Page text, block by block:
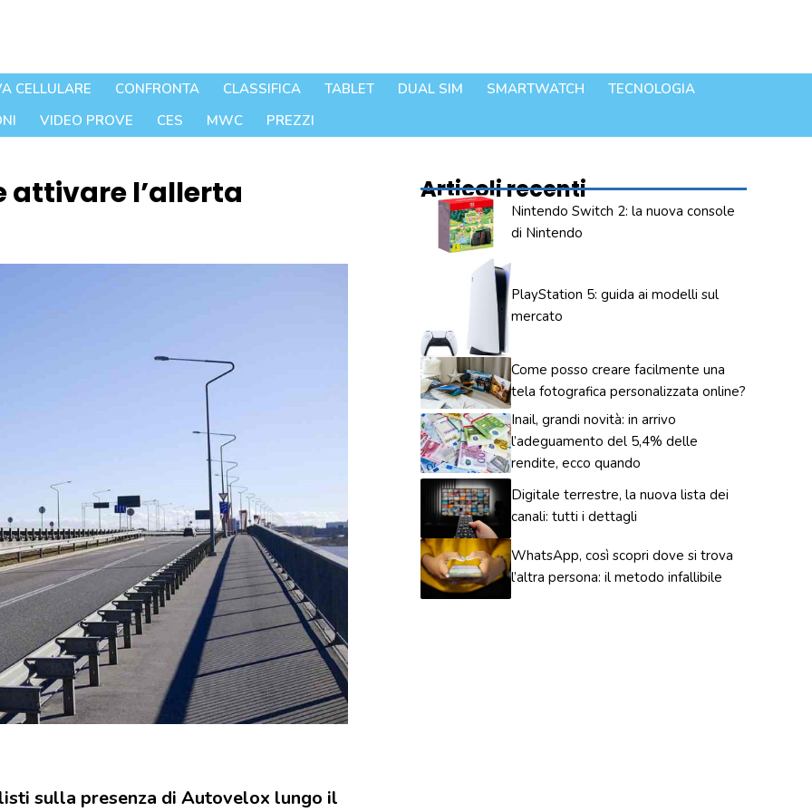
CELLULARE CONFRONTA CLASSIFICA TABLET DUAL SIM SMARTWATCH
TECNOLOGIA
VIDEO PROVE CES MWC PREZZI
attivare l’allerta
sulla presenza di Autovelox lungo il
Articoli recenti
Nintendo Switch 2: la nuova console
di Nintendo
PlayStation 5: guida ai modelli sul
mercato
Come posso creare facilmente una
tela fotografica personalizzata online?
Inail, grandi novità: in arrivo
l’adeguamento del 5,4% delle
rendite, ecco quando
Digitale terrestre, la nuova lista dei
canali: tutti i dettagli
WhatsApp, così scopri dove si trova
l’altra persona: il metodo infallibile